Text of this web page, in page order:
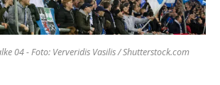
04 - Foto: Ververidis Vasilis / Shutterstock.com